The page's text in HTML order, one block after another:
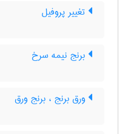
تغییر پروفیل
برنج نیمه سرخ
ورق برنج ، برنج ورق